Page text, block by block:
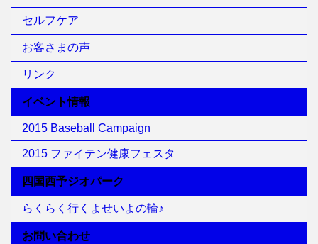
セルフケア
お客さまの声
リンク
イベント情報
2015 Baseball Campaign
2015 ファイテン健康フェスタ
四国西予ジオパーク
らくらく行くよせいよの輪♪
お問い合わせ